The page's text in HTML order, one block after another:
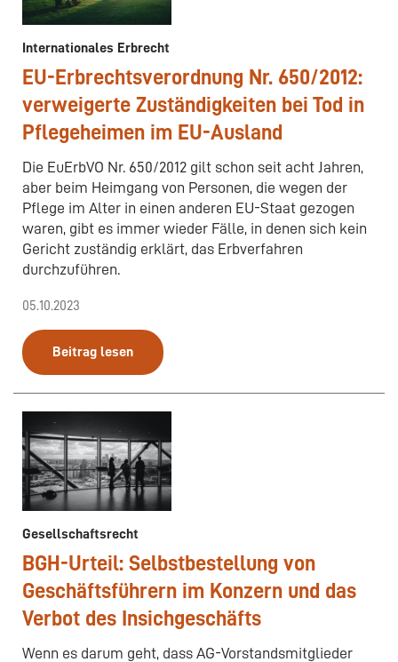
Internationales Erbrecht
EU-Erbrechtsverordnung Nr. 650/2012:
verweigerte Zuständigkeiten bei Tod in
Pflegeheimen im EU-Ausland
Die EuErbVO Nr. 650/2012 gilt schon seit acht Jahren,
aber beim Heimgang von Personen, die wegen der
Pflege im Alter in einen anderen EU-Staat gezogen
waren, gibt es immer wieder Fälle, in denen sich kein
Gericht zuständig erklärt, das Erbverfahren
durchzuführen.
05.10.2023
Beitrag lesen
Gesellschaftsrecht
BGH-Urteil: Selbstbestellung von
Geschäftsführern im Konzern und das
Verbot des Insichgeschäfts
Wenn es darum geht, dass AG-Vorstandsmitglieder